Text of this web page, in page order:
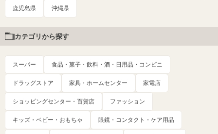
鹿児島県 沖縄県
カテゴリから探す
スーパー 食品・菓子・飲料・酒・日用品・コンビニ
ドラッグストア 家具・ホームセンター 家電店
ショッピングセンター・百貨店 ファッション
キッズ・ベビー・おもちゃ 眼鏡・コンタクト・ケア用品